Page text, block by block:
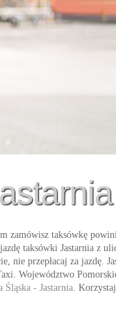
zamówisz taksówkę
taksówki Jastarniaz
nie przepłacaj za jazdę.
. Województwo
Śląska - Jastarnia.